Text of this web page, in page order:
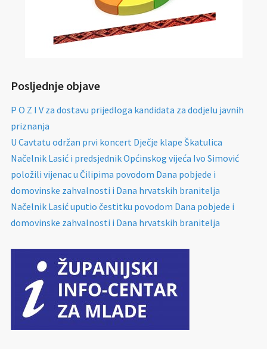
Posljednje objave
P O Z I V za dostavu prijedloga kandidata za dodjelu javnih
priznanja
U Cavtatu održan prvi koncert Dječje klape Škatulica
Načelnik Lasić i predsjednik Općinskog vijeća Ivo Simović
položili vijenac u Čilipima povodom Dana pobjede i
domovinske zahvalnosti i Dana hrvatskih branitelja
Načelnik Lasić uputio čestitku povodom Dana pobjede i
domovinske zahvalnosti i Dana hrvatskih branitelja